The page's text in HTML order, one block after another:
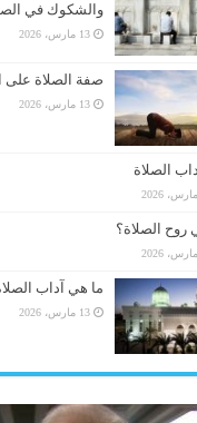
والشكوك في
13 مارس، 2026
صفة الصلاة على
13 مارس، 2026
الصلاة
روح الصلاة؟
ما هي آداب
13 مارس، 2026